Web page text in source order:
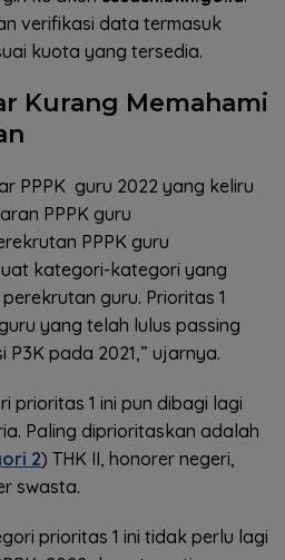
verifikasi data termasuk
kuota yang tersedia.
Kurang Memahami
PPPK guru 2022 yang keliru
PPPK guru
PPPK guru
kategori-kategori yang
guru. Prioritas 1
yang telah lulus passing
pada 2021,” ujarnya.
prioritas 1 ini pun dibagi lagi
Paling diprioritaskan adalah
2) THK II, honorer negeri,
swasta.
prioritas 1 ini tidak perlu lagi